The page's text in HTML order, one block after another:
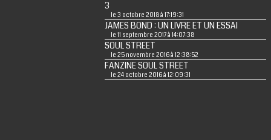
3
le 3 octobre 2018 à 17:19:31
JAMES BOND : UN LIVRE ET UN ESSAI
le 11 septembre 2017 à 14:07:38
SOUL STREET
le 25 novembre 2016 à 12:38:52
FANZINE SOUL STREET
le 24 octobre 2016 à 12:09:31